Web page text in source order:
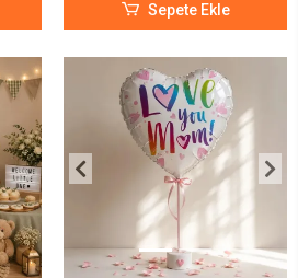
Sepete Ekle